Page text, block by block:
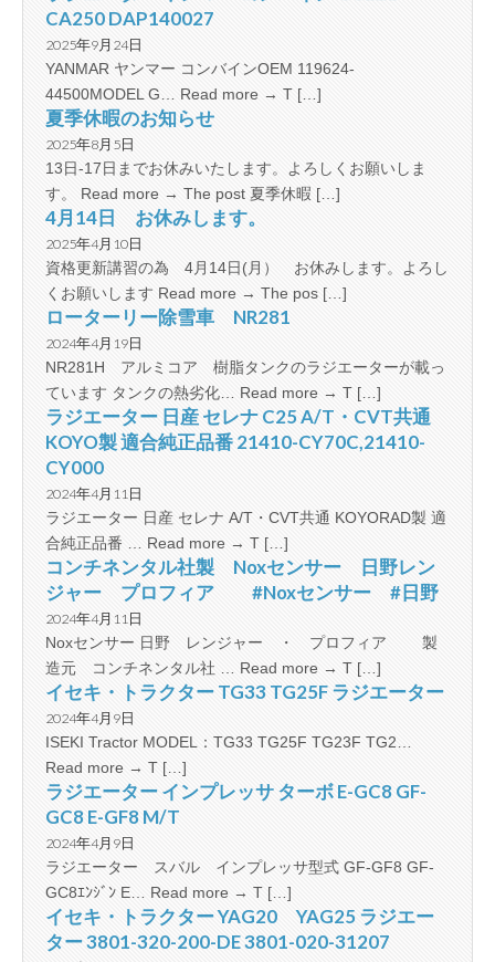
CA250 DAP140027
2025年9月24日
YANMAR ヤンマー コンバインOEM 119624-
44500MODEL G… Read more → T […]
夏季休暇のお知らせ
2025年8月5日
13日-17日までお休みいたします。よろしくお願いしま
す。 Read more → The post 夏季休暇 […]
4月14日 お休みします。
2025年4月10日
資格更新講習の為 4月14日(月） お休みします。よろし
くお願いします Read more → The pos […]
ローターリー除雪車 NR281
2024年4月19日
NR281H アルミコア 樹脂タンクのラジエーターが載っ
ています タンクの熱劣化… Read more → T […]
ラジエーター 日産 セレナ C25 A/T・CVT共通
KOYO製 適合純正品番 21410-CY70C,21410-
CY000
2024年4月11日
ラジエーター 日産 セレナ A/T・CVT共通 KOYORAD製 適
合純正品番 … Read more → T […]
コンチネンタル社製 Noxセンサー 日野レン
ジャー プロフィア #Noxセンサー #日野
2024年4月11日
Noxセンサー 日野 レンジャー ・ プロフィア 製
造元 コンチネンタル社 … Read more → T […]
イセキ・トラクター TG33 TG25F ラジエーター
2024年4月9日
ISEKI Tractor MODEL：TG33 TG25F TG23F TG2…
Read more → T […]
ラジエーター インプレッサ ターボ E-GC8 GF-
GC8 E-GF8 M/T
2024年4月9日
ラジエーター スバル インプレッサ型式 GF-GF8 GF-
GC8ｴﾝｼﾞﾝ E… Read more → T […]
イセキ・トラクター YAG20 YAG25 ラジエー
ター 3801-320-200-DE 3801-020-31207